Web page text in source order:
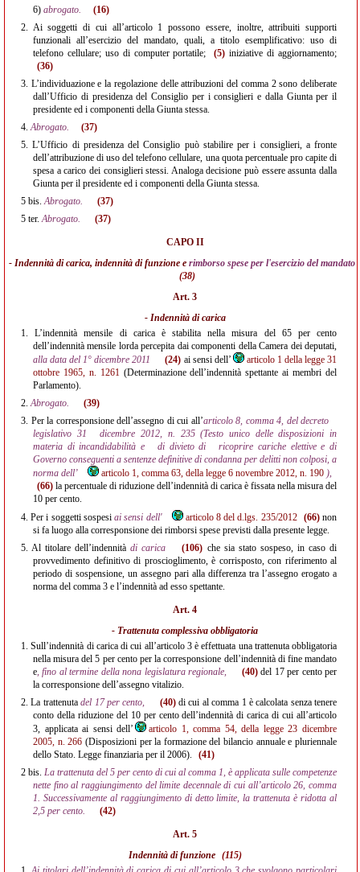
6) abrogato.
(16)
2. Ai soggetti di cui all’articolo 1 possono essere, inoltre, attribuiti supporti
funzionali all’esercizio del mandato, quali, a titolo esemplificativo: uso di
telefono cellulare; uso di computer portatile;
(5) iniziative di aggiornamento;
(36)
3. L’individuazione e la regolazione delle attribuzioni del comma 2 sono deliberate
dall’Ufficio di presidenza del Consiglio per i consiglieri e dalla Giunta per il
presidente ed i componenti della Giunta stessa.
4. Abrogato.
(37)
5. L’Ufficio di presidenza del Consiglio può stabilire per i consiglieri, a fronte
dell’attribuzione di uso del telefono cellulare, una quota percentuale pro capite di
spesa a carico dei consiglieri stessi. Analoga decisione può essere assunta dalla
Giunta per il presidente ed i componenti della Giunta stessa.
5 bis.Abrogato.
(37)
5 ter.Abrogato. (37)
CAPO II
- Indennità di carica, indennità di funzione e rimborso spese per l'esercizio del mandato
(38)
Art. 3
- Indennità di carica
1. L’indennità mensile di carica è stabilita nella misura del 65 per cento
dell’indennità mensile lorda percepita dai componenti della Camera dei deputati,
alla data del 1° dicembre 2011
(24) ai sensi dell’
articolo 1 della legge 31
ottobre 1965, n. 1261(Determinazione dell’indennità spettante ai membri del
Parlamento).
2. Abrogato.
(39)
3. Per la corresponsione dell’assegno di cui all’articolo 8, comma 4, del decreto
legislativo 31
dicembre 2012, n. 235 (Testo unico delle disposizioni in
materia di incandidabilità e
di divieto di
ricoprire cariche elettive e di
Governo conseguenti a sentenze definitive di condanna per delitti non colposi, a
norma dell’
articolo 1, comma 63, della legge 6 novembre 2012, n. 190 ),
(66) la percentuale di riduzione dell’indennità di carica è fissata nella misura del
10 per cento.
4. Per i soggetti sospesiai sensi dell' articolo 8 del d.lgs. 235/2012 (66)non
si fa luogo alla corresponsione dei rimborsi spese previsti dalla presente legge.
5. Al titolare dell’indennitàdi carica (106) che sia stato sospeso, in caso di
provvedimento definitivo di proscioglimento, è corrisposto, con riferimento al
periodo di sospensione, un assegno pari alla differenza tra l’assegno erogato a
norma del comma 3 e l’indennità ad esso spettante.
Art. 4
- Trattenuta complessiva obbligatoria
1. Sull’indennità di carica di cui all’articolo 3 è effettuata una trattenuta obbligatoria
nella misura del 5 per cento per la corresponsione dell’indennità di fine mandato
e, fino al termine della nona legislatura regionale, (40)del 17 per cento per
la corresponsione dell’assegno vitalizio.
2. La trattenutadel 17 per cento, (40)di cui al comma 1 è calcolata senza tenere
conto della riduzione del 10 per cento dell’indennità di carica di cui all’articolo
3, applicata ai sensi dell’
articolo 1, comma 54, della legge 23 dicembre
2005, n. 266 (Disposizioni per la formazione del bilancio annuale e pluriennale
dello Stato. Legge finanziaria per il 2006).
(41)
2 bis. La trattenuta del 5 per cento di cui al comma 1, è applicata sulle competenze
nette fino al raggiungimento del limite decennale di cui all’articolo 26, comma
1. Successivamente al raggiungimento di detto limite, la trattenuta è ridotta al
2,5 per cento.
(42)
Art. 5
Indennità di funzione (115)